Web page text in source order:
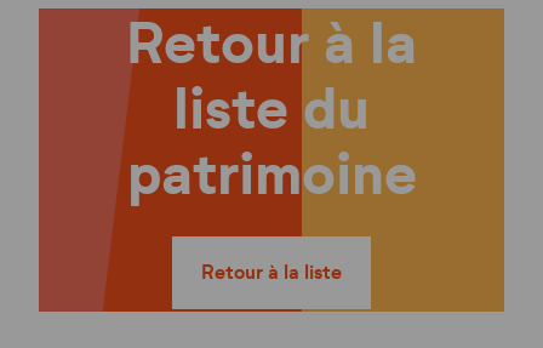
Retour à la
liste du
patrimoine
Retour à la liste